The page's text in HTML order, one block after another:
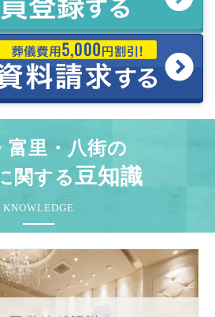
富里・八街の
関する豆知識
KNOWLEDGE